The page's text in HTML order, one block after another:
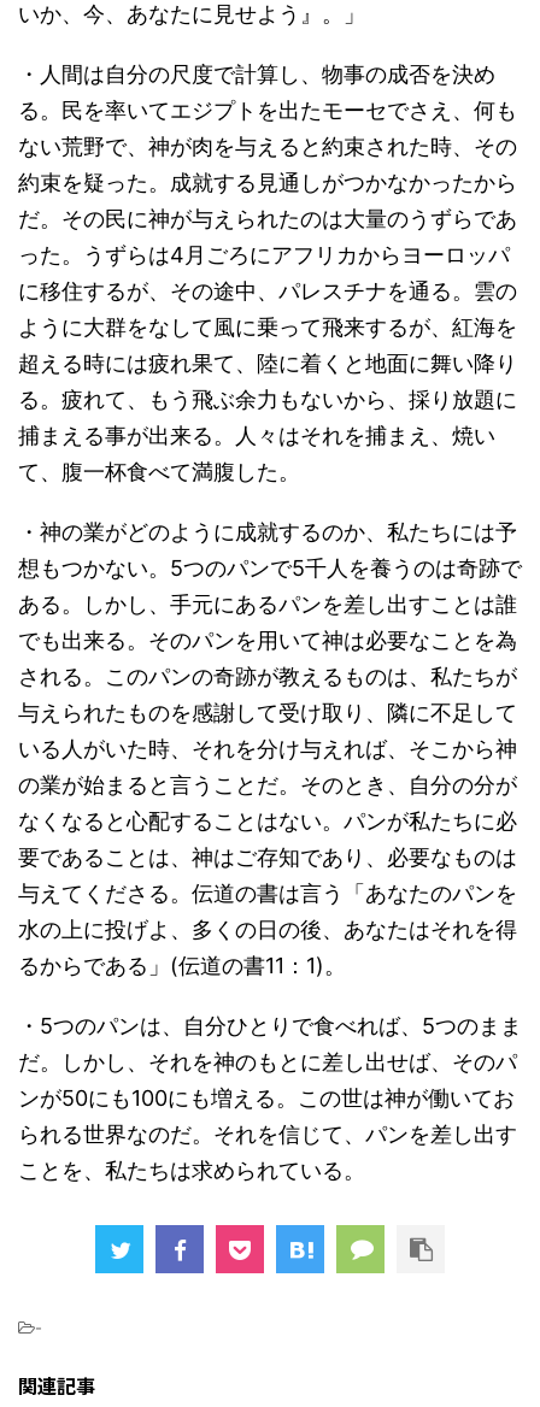
いか、今、あなたに見せよう』。」
・人間は自分の尺度で計算し、物事の成否を決め
る。民を率いてエジプトを出たモーセでさえ、何も
ない荒野で、神が肉を与えると約束された時、その
約束を疑った。成就する見通しがつかなかったから
だ。その民に神が与えられたのは大量のうずらであ
った。うずらは4月ごろにアフリカからヨーロッパ
に移住するが、その途中、パレスチナを通る。雲の
ように大群をなして風に乗って飛来するが、紅海を
超える時には疲れ果て、陸に着くと地面に舞い降り
る。疲れて、もう飛ぶ余力もないから、採り放題に
捕まえる事が出来る。人々はそれを捕まえ、焼い
て、腹一杯食べて満腹した。
・神の業がどのように成就するのか、私たちには予
想もつかない。5つのパンで5千人を養うのは奇跡で
ある。しかし、手元にあるパンを差し出すことは誰
でも出来る。そのパンを用いて神は必要なことを為
される。このパンの奇跡が教えるものは、私たちが
与えられたものを感謝して受け取り、隣に不足して
いる人がいた時、それを分け与えれば、そこから神
の業が始まると言うことだ。そのとき、自分の分が
なくなると心配することはない。パンが私たちに必
要であることは、神はご存知であり、必要なものは
与えてくださる。伝道の書は言う「あなたのパンを
水の上に投げよ、多くの日の後、あなたはそれを得
るからである」(伝道の書11：1)。
・5つのパンは、自分ひとりで食べれば、5つのまま
だ。しかし、それを神のもとに差し出せば、そのパ
ンが50にも100にも増える。この世は神が働いてお
られる世界なのだ。それを信じて、パンを差し出す
ことを、私たちは求められている。
-
関連記事